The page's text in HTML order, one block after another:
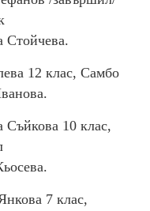
Стойчева.
12 клас, Самбо
10 клас,
7 клас,